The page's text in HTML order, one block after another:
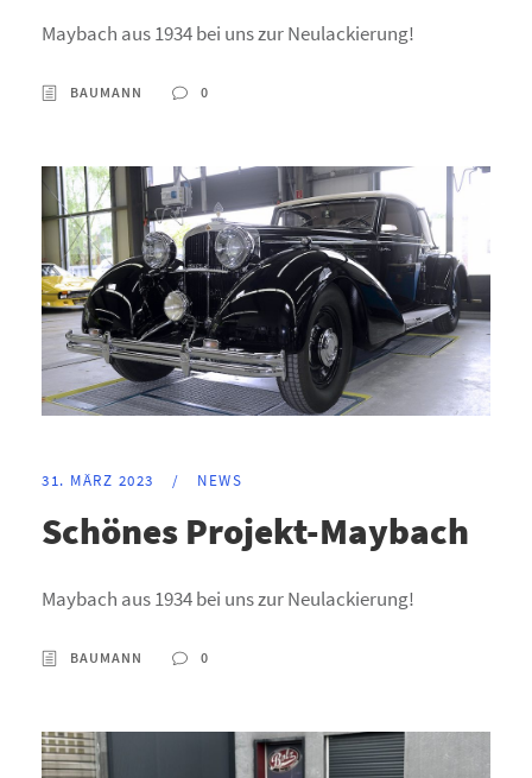
Maybach aus 1934 bei uns zur Neulackierung!
BAUMANN 0
31. MÄRZ 2023 / NEWS
Schönes Projekt-Maybach
Maybach aus 1934 bei uns zur Neulackierung!
BAUMANN 0